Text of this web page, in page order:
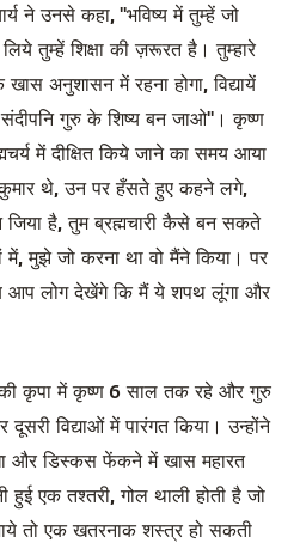
ने उनसे कहा, "भविष्य में तुम्हें जो
तुम्हें शिक्षा की ज़रूरत है। तुम्हारे
अनुशासन में रहना होगा, विद्यायें
गुरु के शिष्य बन जाओ"। कृष्ण
में दीक्षित किये जाने का समय आया
थे, उन पर हँसते हुए कहने लगे,
है, तुम ब्रह्मचारी कैसे बन सकते
में, मुझे जो करना था वो मैंने किया। पर
आप लोग देखेंगे कि मैं ये शपथ लूंगा और
कृपा में कृष्ण 6 साल तक रहे और गुरु
विद्याओं में पारंगत किया। उन्होंने
और डिस्कस फेंकने में खास महारत
एक तश्तरी, गोल थाली होती है जो
तो एक खतरनाक शस्त्र हो सकती